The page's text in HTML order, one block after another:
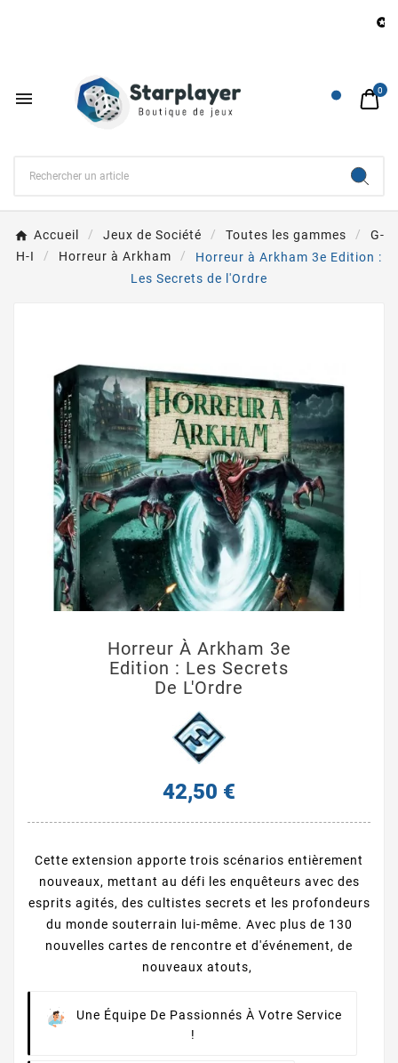

 0
Accueil Jeux de Société Toutes les gammes
G-
H-I
Horreur à Arkham
Horreur à Arkham 3e Edition :
Les Secrets de l'Ordre
Horreur À Arkham 3e
Edition : Les Secrets
De L'Ordre
42,50 €
Cette extension apporte trois scénarios entièrement
nouveaux, mettant au défi les enquêteurs avec des
esprits agités, des cultistes secrets et les profondeurs
du monde souterrain lui-même. Avec plus de 130
nouvelles cartes de rencontre et d'événement, de
nouveaux atouts,
Une Équipe De Passionnés À Votre Service
!